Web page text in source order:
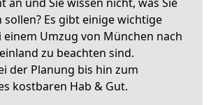
Es gibt einige wichtige
einem Umzug von München nach
zu beachten sind.
der Planung bis hin zum
kostbaren Hab & Gut.